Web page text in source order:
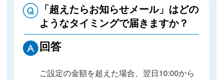
「超えたらお知らせメール」はどの
ようなタイミングで届きますか？
回答
ご設定の金額を超えた場合、翌日10:00から